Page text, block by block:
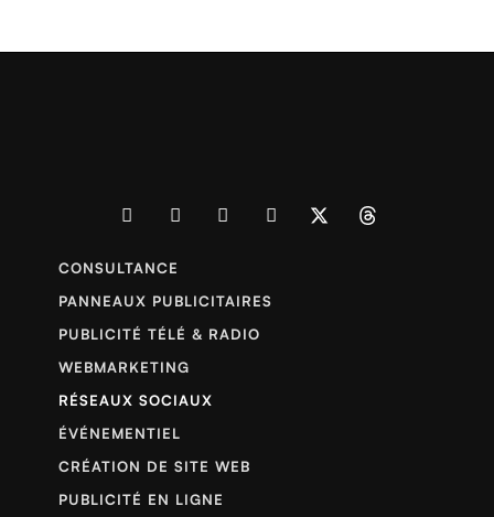
CONSULTANCE
PANNEAUX PUBLICITAIRES
PUBLICITÉ TÉLÉ & RADIO
WEBMARKETING
RÉSEAUX SOCIAUX
ÉVÉNEMENTIEL
CRÉATION DE SITE WEB
PUBLICITÉ EN LIGNE